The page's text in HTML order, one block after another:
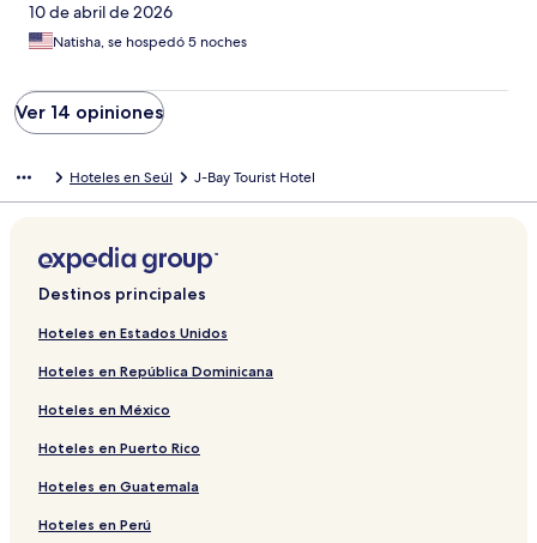
10 de abril de 2026
Natisha, se hospedó 5 noches
Ver 14 opiniones
Hoteles en Seúl J-Bay Tourist Hotel
Destinos principales
Hoteles en Estados Unidos
Hoteles en República Dominicana
Hoteles en México
Hoteles en Puerto Rico
Hoteles en Guatemala
Hoteles en Perú